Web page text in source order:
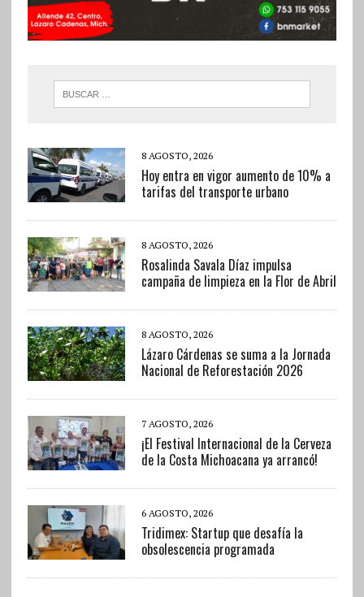
8 AGOSTO, 2026
Hoy entra en vigor aumento de 10% a
tarifas del transporte urbano
8 AGOSTO, 2026
Rosalinda Savala Díaz impulsa
campaña de limpieza en la Flor de Abril
8 AGOSTO, 2026
Lázaro Cárdenas se suma a la Jornada
Nacional de Reforestación 2026
7 AGOSTO, 2026
¡El Festival Internacional de la Cerveza
de la Costa Michoacana ya arrancó!
6 AGOSTO, 2026
Tridimex: Startup que desafía la
obsolescencia programada